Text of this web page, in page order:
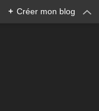
+ Créer mon blog